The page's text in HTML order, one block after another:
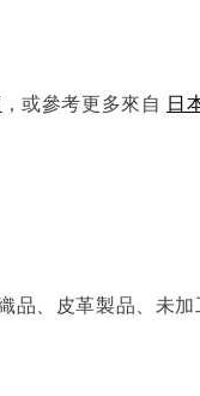
，或參考更多來自 日
品、皮革製品、未加